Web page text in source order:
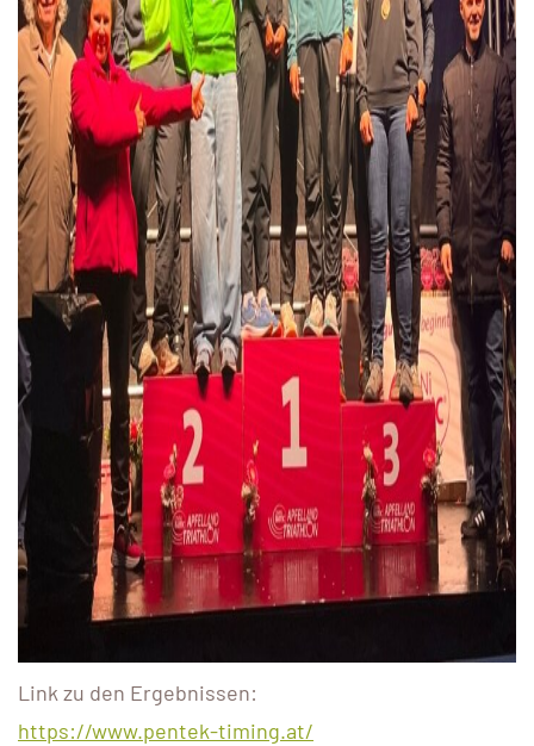
Link zu den Ergebnissen:
https://www.pentek-timing.at/